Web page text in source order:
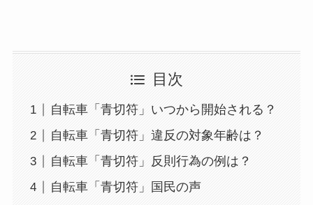
目次
自転車「青切符」いつから開始される？
自転車「青切符」違反の対象年齢は？
自転車「青切符」反則行為の例は？
自転車「青切符」国民の声